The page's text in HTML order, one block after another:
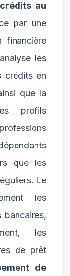
au
par une
financière
les
crédits en
que la
profils
que les
Le
les
bancaires,
les
de prêt
de